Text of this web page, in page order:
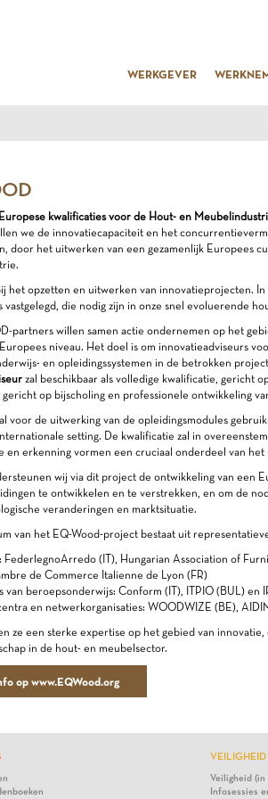
WERKGEVER
kwalificaties voor de Hout- en
we de innovatiecapaciteit en het
door het uitwerken van een gezamenlijk Europees
het opzetten en uitwerken van innovatieprojecten.
vastgelegd, die nodig zijn in onze snel evoluerende
partners willen samen actie ondernemen op het
niveau. Het doel is om innovatieadviseurs
en opleidingssystemen in de betrokken
zal beschikbaar als volledige kwalificatie, gericht
op bijscholing en professionele ontwikkeling
voor de uitwerking van de opleidingsmodules
setting. De kwalificatie zal in
en erkenning vormen een cruciaal onderdeel van het
wij via dit project de ontwikkeling van een
te ontwikkelen en te verstrekken, en om de
veranderingen en marktsituatie.
van het EQ-Wood-project bestaat uit
FederlegnoArredo (IT), Hungarian Association of
de Commerce Italienne de Lyon (FR)
van beroepsonderwijs: Conform (IT), ITPIO (BUL) en
en netwerkorganisaties: WOODWIZE (BE),
ze een sterke expertise op het gebied van
in de hout- en meubelsector.
op www.EQWood.org
Veiligheid (in
Infosessies